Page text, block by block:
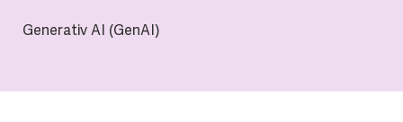
Generativ AI (GenAI)